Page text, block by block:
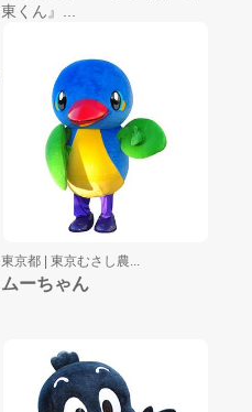
東くん』...
東京都 | 東京むさし農...
ムーちゃん